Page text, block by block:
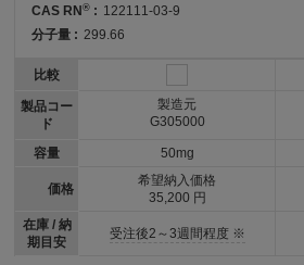
CAS RN® : 122111-03-9
分子量 : 299.66
比較
製品コー
ド
容量
価格
在庫 / 納
期目安
製造元
G305000
50mg
希望納入価格
35,200 円
受注後2～3週間程度 ※